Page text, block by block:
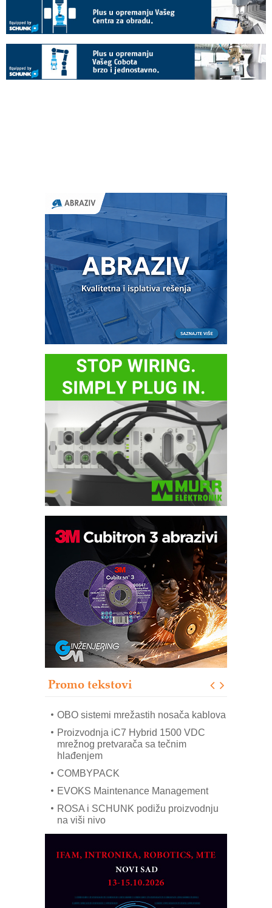
Promo tekstovi
Potpuna efikasnost bez složenih
sistema
Trajna oznaka kao dugoročna korist
Bezbednost na prvom mestu!
IB BLUMENAUER - više od 40 godina
poverenja u industriji
RMQ-TITAN ADVANCED INDICATOR
– Pametna signalizacija za efikasnije
upravljanje mašinama
Mitutoyo Crysta-Apex V PLUS: Nova
OBO sistemi mrežastih nosača kablova
Proizvodnja iC7 Hybrid 1500 VDC
mrežnog pretvarača sa tečnim
hlađenjem
COMBYPACK
EVOKS Maintenance Management
ROSA i SCHUNK podižu proizvodnju
na viši nivo
MAREX - Lim i mašine za savremena
Marcom-plast d.o.o.- vaš pouzdan
partner